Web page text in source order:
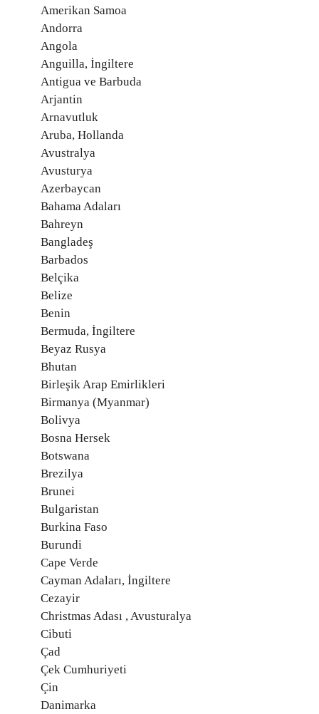
Amerikan Samoa
Andorra
Angola
Anguilla, İngiltere
Antigua ve Barbuda
Arjantin
Arnavutluk
Aruba, Hollanda
Avustralya
Avusturya
Azerbaycan
Bahama Adaları
Bahreyn
Bangladeş
Barbados
Belçika
Belize
Benin
Bermuda, İngiltere
Beyaz Rusya
Bhutan
Birleşik Arap Emirlikleri
Birmanya (Myanmar)
Bolivya
Bosna Hersek
Botswana
Brezilya
Brunei
Bulgaristan
Burkina Faso
Burundi
Cape Verde
Cayman Adaları, İngiltere
Cezayir
Christmas Adası , Avusturalya
Cibuti
Çad
Çek Cumhuriyeti
Çin
Danimarka